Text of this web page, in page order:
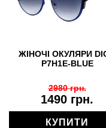
ЖІНОЧІ ОКУЛЯРИ
P7H1E-BLUE
1490 грн.
2980 грн.
КУПИТИ